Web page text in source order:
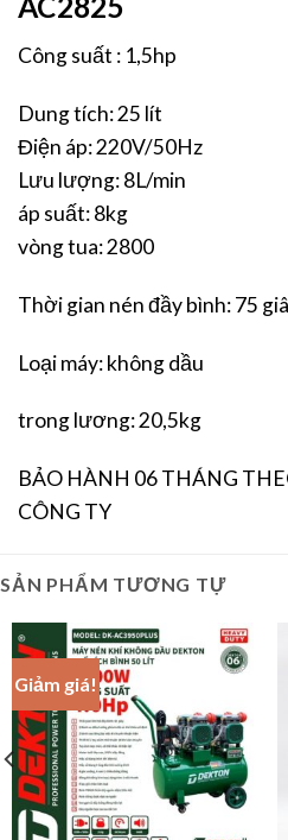
Công suất : 1,5hp
Dung tích: 25 lít
Điện áp: 220V/50Hz
Lưu lượng: 8L/min
áp suất: 8kg
vòng tua: 2800
Thời gian nén đầy bình: 75
Loại máy: không dầu
trong lương: 20,5kg
BẢO HÀNH 06 THÁNG
CÔNG TY
SẢN PHẨM TƯƠNG TỰ
Giảm giá!